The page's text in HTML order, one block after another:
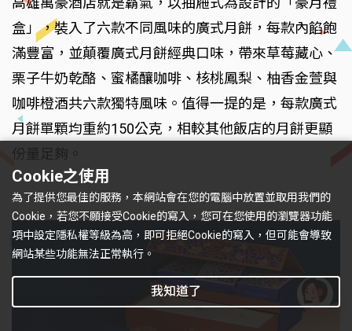
盒」，裝入了六款不同風味的廣式月餅，每款內餡飽
滿豐富，並顛覆廣式月餅經典口味，帶來草莓藏心、
栗子牛奶乾酪、蜜橘釀咖啡、核桃鳳梨、柚香金萱與
咖啡橙酒共六款獨特風味。值得一提的是，每款廣式
月餅單顆均重約150公克，相較其他飯店的月餅更顯
份量足夠。
Cookie之使用
為了提供您最佳的服務，本網站會在您的電腦中放置並取用我們的
Cookie，若您不願接受Cookie的寫入，您可在您使用的瀏覽器功能
項中設定隱私權等級為高，即可拒絕Cookie的寫入，但可能會導致
網站某些功能無法正常執行。
我知道了